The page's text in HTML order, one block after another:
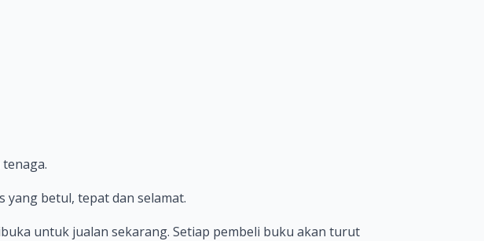
betul, tepat dan selamat.
untuk jualan sekarang. Setiap pembeli buku akan turut